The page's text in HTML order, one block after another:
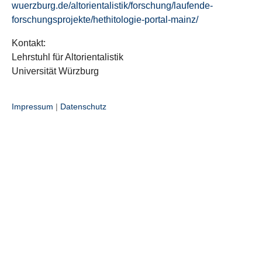
wuerzburg.de/altorientalistik/forschung/laufende-
forschungsprojekte/hethitologie-portal-mainz/
Kontakt:
Lehrstuhl für Altorientalistik
Universität Würzburg
Impressum | Datenschutz